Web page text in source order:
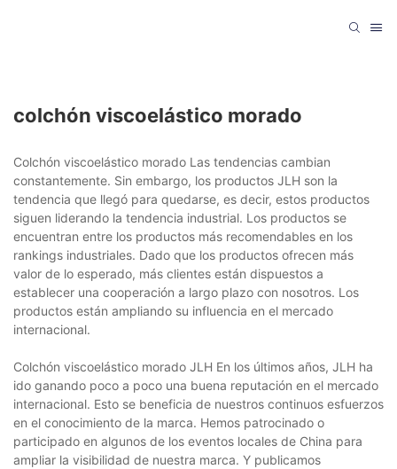
colchón viscoelástico morado
Colchón viscoelástico morado Las tendencias cambian
constantemente. Sin embargo, los productos JLH son la
tendencia que llegó para quedarse, es decir, estos productos
siguen liderando la tendencia industrial. Los productos se
encuentran entre los productos más recomendables en los
rankings industriales. Dado que los productos ofrecen más
valor de lo esperado, más clientes están dispuestos a
establecer una cooperación a largo plazo con nosotros. Los
productos están ampliando su influencia en el mercado
internacional.
Colchón viscoelástico morado JLH En los últimos años, JLH ha
ido ganando poco a poco una buena reputación en el mercado
internacional. Esto se beneficia de nuestros continuos esfuerzos
en el conocimiento de la marca. Hemos patrocinado o
participado en algunos de los eventos locales de China para
ampliar la visibilidad de nuestra marca. Y publicamos